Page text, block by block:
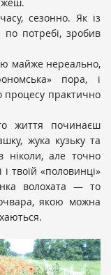
сезонно. Як із
по потребі, зробив
майже нереально,
пора, і
процесу практично
життя починаєш
жука кузьку та
ніколи, але точно
твоїй «половинці»
волохата — то
якою можна